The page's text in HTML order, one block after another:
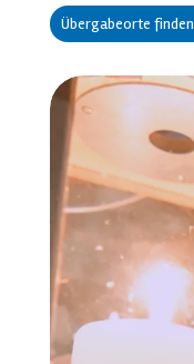
Übergabeorte finden